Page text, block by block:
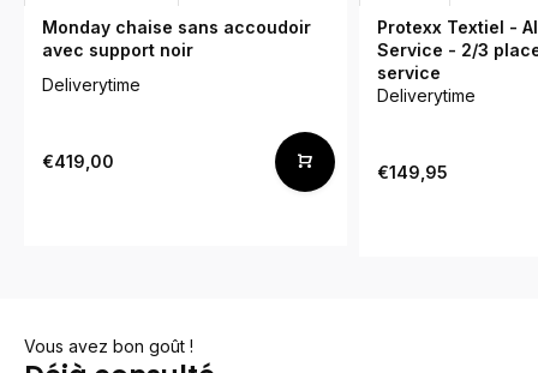
Monday chaise sans accoudoir
avec support noir
Deliverytime
€419,00
Protexx Textiel -
Service - 2/3
service
Deliverytime
€149,95
Vous avez bon goût !